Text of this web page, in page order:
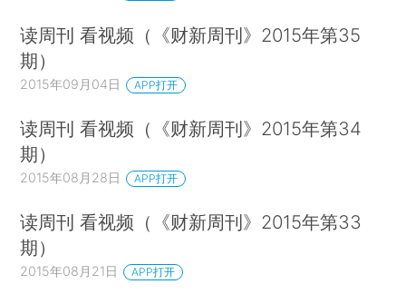
读周刊 看视频（《财新周刊》2015年第35
期）
2015年09月04日 APP打开
读周刊 看视频（《财新周刊》2015年第34
期）
2015年08月28日 APP打开
读周刊 看视频（《财新周刊》2015年第33
期）
2015年08月21日 APP打开